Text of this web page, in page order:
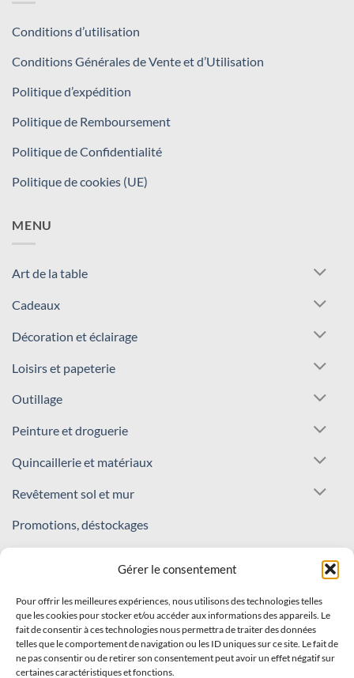
Gérer le consentement
Pour offrir les meilleures expériences, nous utilisons des technologies telles
que les cookies pour stocker et/ou accéder aux informations des appareils. Le
fait de consentir à ces technologies nous permettra de traiter des données
telles que le comportement de navigation ou les ID uniques sur ce site. Le fait de
ne pas consentir ou de retirer son consentement peut avoir un effet négatif sur
certaines caractéristiques et fonctions.
Conditions d’utilisation
Conditions Générales de Vente et d’Utilisation
Politique d’expédition
Politique de Remboursement
Politique de Confidentialité
Politique de cookies (UE)
MENU
Art de la table
Cadeaux
Décoration et éclairage
Loisirs et papeterie
Outillage
Peinture et droguerie
Quincaillerie et matériaux
Revêtement sol et mur
Promotions, déstockages
REJOIGNEZ NOTRE COMMUNAUTÉ !
Inscrivez-vous à notre newsletter
Recevez nos offres et nouveautés en avant-première !